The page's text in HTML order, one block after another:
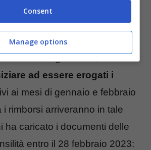
ad essere erogati i
ai mesi di gennaio e febbraio
i rimborsi arriveranno in tale
ha caricato i documenti delle
entro il 28 febbraio 2023:
Consent
Manage options